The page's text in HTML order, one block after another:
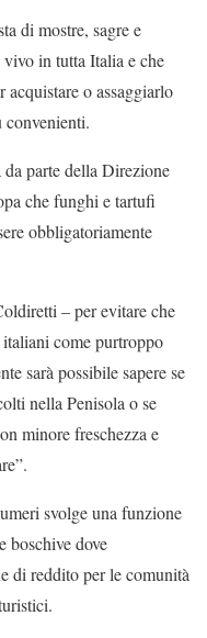
di mostre, sagre e
in tutta Italia e che
acquistare o assaggiarlo
da parte della Direzione
che funghi e tartufi
obbligatoriamente
– per evitare che
come purtroppo
sarà possibile sapere se
nella Penisola o se
minore freschezza e
svolge una funzione
boschive dove
di reddito per le comunità